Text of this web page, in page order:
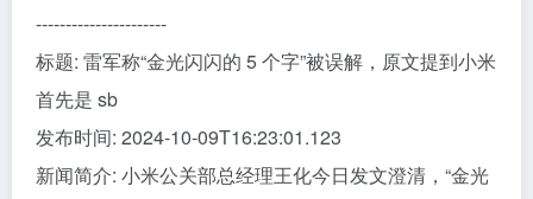
----------------------
标题: 雷军称“金光闪闪的 5 个字”被误解，原文提到小米
首先是 sb
发布时间: 2024-10-09T16:23:01.123
新闻简介: 小米公关部总经理王化今日发文澄清，“金光